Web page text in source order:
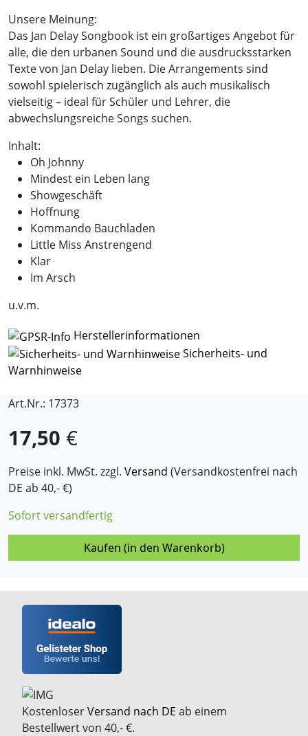
Unsere Meinung:
Das Jan Delay Songbook ist ein großartiges Angebot für
alle, die den urbanen Sound und die ausdrucksstarken
Texte von Jan Delay lieben. Die Arrangements sind
sowohl spielerisch zugänglich als auch musikalisch
vielseitig – ideal für Schüler und Lehrer, die
abwechslungsreiche Songs suchen.
Inhalt:
Oh Johnny
Mindest ein Leben lang
Showgeschäft
Hoffnung
Kommando Bauchladen
Little Miss Anstrengend
Klar
Im Arsch
u.v.m.
Herstellerinformationen
Sicherheits- und
Warnhinweise
Art.Nr.: 17373
17,50 €
Preise inkl. MwSt. zzgl. Versand (Versandkostenfrei nach
DE ab 40,- €)
Sofort versandfertig
Kaufen (in den Warenkorb)
KostenloserVersand nach DE ab einem
Bestellwert von 40,- €.